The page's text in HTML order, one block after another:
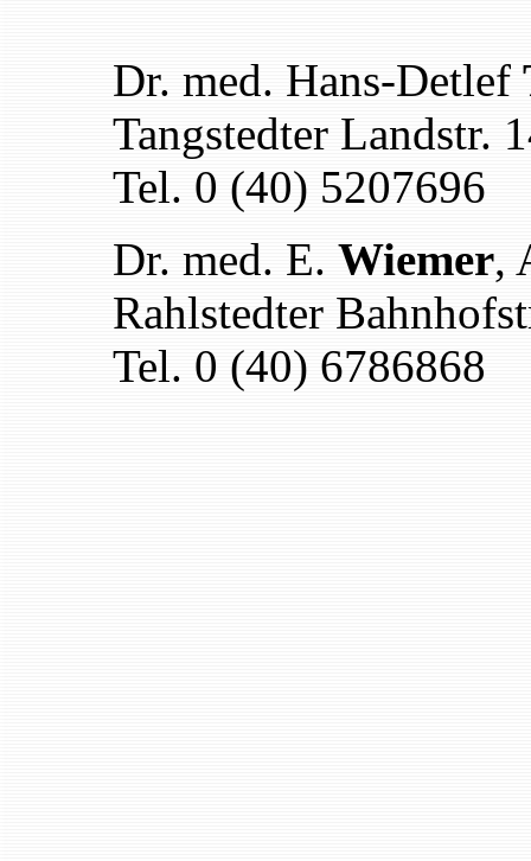
Dr. med. Hans-Detlef
Tangstedter Landstr.
Tel. 0 (40) 5207696
Dr. med. E. Wiemer,
Rahlstedter
Tel. 0 (40) 6786868